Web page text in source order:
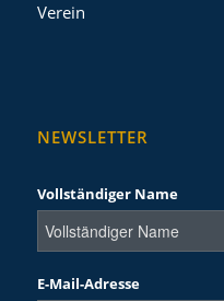
Verein
NEWSLETTER
Vollständiger Name
E-Mail-Adresse